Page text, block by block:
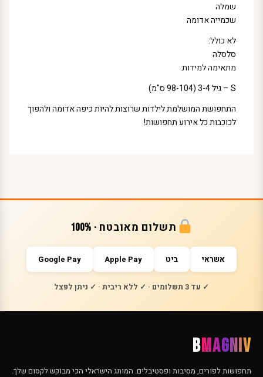
שמלה
שכמייה אדומה
לא כולל:
סלסלה
מתאימה למידות:
S – גיל 3-4 (98-104 ס"מ)
התחפושת המושלמת לילדות שרוצות להיות כיפה אדומה ולהפוך
לכוכבות כל אירוע תחפושות!
תשלום מאובטח · 100%
אשראי ביט Apple Pay
Google Pay
✓ עד 3 תשלומים · ✓ ללא ריבית · ✓ ניתן לפצל
BMAGNIV
תחפושות לפורים, מסיבות ופסטיבלים. המותג הישראלי הכי מבוקש לקסום שלך.